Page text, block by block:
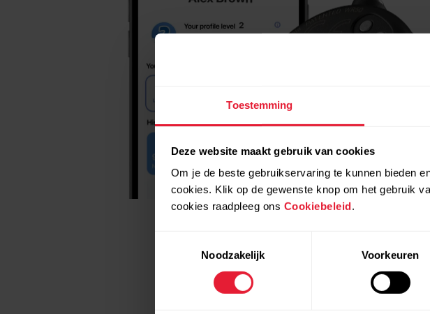
Toestemming
Deze website maakt gebruik van cookies
Om je de beste gebruikservaring te kunnen bieden
cookies. Klik op de gewenste knop om het gebruik
cookies raadpleeg ons Cookiebeleid.
Noodzakelijk
Voorkeuren